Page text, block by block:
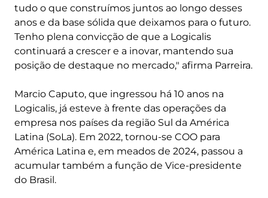
tudo o que construímos juntos ao longo desses
anos e da base sólida que deixamos para o futuro.
Tenho plena convicção de que a Logicalis
continuará a crescer e a inovar, mantendo sua
posição de destaque no mercado," afirma Parreira.
Marcio Caputo, que ingressou há 10 anos na
Logicalis, já esteve à frente das operações da
empresa nos países da região Sul da América
Latina (SoLa). Em 2022, tornou-se COO para
América Latina e, em meados de 2024, passou a
acumular também a função de Vice-presidente
do Brasil.